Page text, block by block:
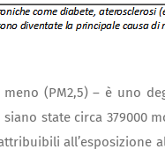
(PM2,5) – è uno
state circa 379000
all’esposizione